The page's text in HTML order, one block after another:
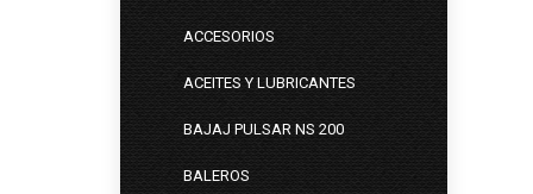
ACCESORIOS
ACEITES Y LUBRICANTES
BAJAJ PULSAR NS 200
BALEROS